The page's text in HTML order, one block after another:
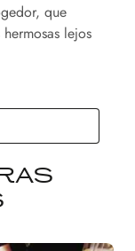
que
lejos